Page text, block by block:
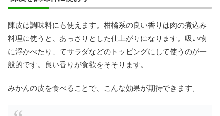
陳皮は調味料にも使えます。柑橘系の良い香りは肉の煮込み
料理に使うと、あっさりとした仕上がりになります。吸い物
に浮かべたり、てサラダなどのトッピングにして使うのが一
般的です。良い香りが食欲をそそります。
みかんの皮を食べることで、こんな効果が期待できます。